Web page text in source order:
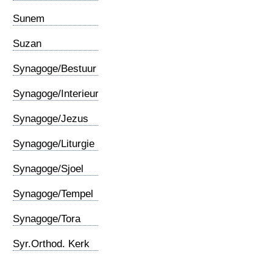
Sunem
Suzan
Synagoge/Bestuur
Synagoge/Interieur
Synagoge/Jezus
Synagoge/Liturgie
Synagoge/Sjoel
Synagoge/Tempel
Synagoge/Tora
Syr.Orthod. Kerk